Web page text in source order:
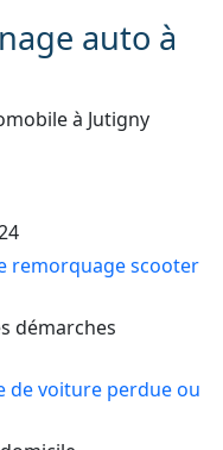
auto à
à Jutigny
remorquage scooter
démarches
de voiture perdue ou